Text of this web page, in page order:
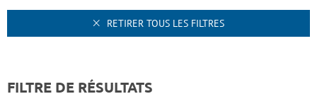
RETIRER TOUS LES FILTRES
FILTRE DE RÉSULTATS